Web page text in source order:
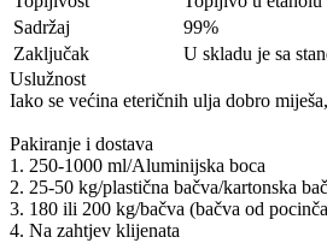
Sadržaj
99%
Zaključak
U skladu je sa
Uslužnost
Iako se većina eteričnih ulja dobro
Pakiranje i dostava
1. 250-1000 ml/Aluminijska boca
2. 25-50 kg/plastična bačva/kartonska
3. 180 ili 200 kg/bačva (bačva od
4. Na zahtjev klijenata